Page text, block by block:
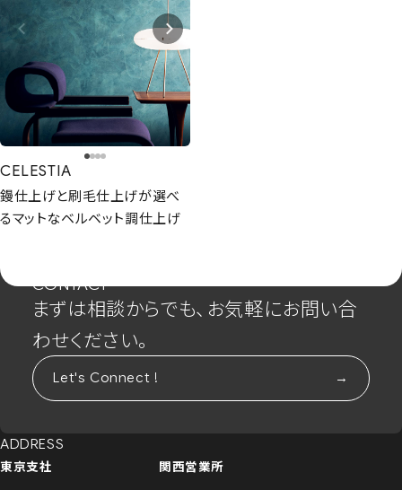
CELESTIA
鏝仕上げと刷毛仕上げが選べ
るマットなベルベット調仕上げ
CONTACT
まずは相談からでも、お気軽にお問い合
わせください。
Let's Connect !
ADDRESS
東京支社
関西営業所